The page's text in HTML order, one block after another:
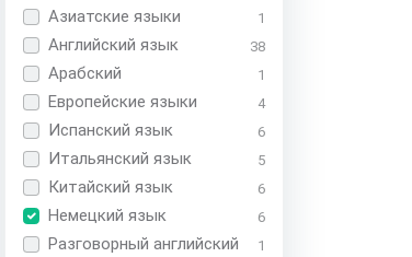
Азиатские языки 1
Английский язык 38
Арабский 1
Европейские языки 4
Испанский язык 6
Итальянский язык 5
Китайский язык 6
Немецкий язык 6
Разговорный английский 1